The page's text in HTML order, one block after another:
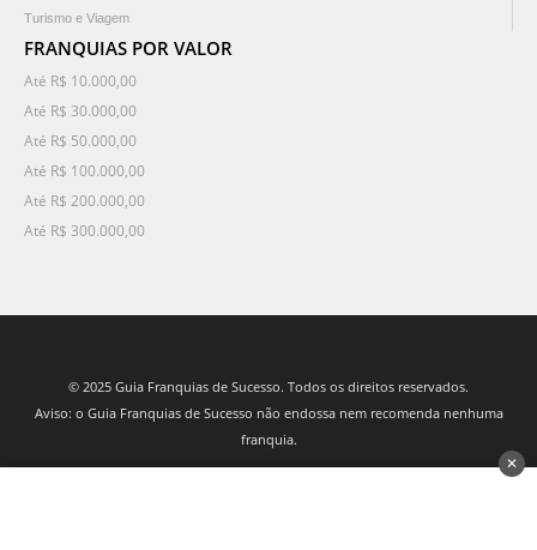
Turismo e Viagem
FRANQUIAS POR VALOR
Até R$ 10.000,00
Até R$ 30.000,00
Até R$ 50.000,00
Até R$ 100.000,00
Até R$ 200.000,00
Até R$ 300.000,00
© 2025 Guia Franquias de Sucesso. Todos os direitos reservados.
Aviso: o Guia Franquias de Sucesso não endossa nem recomenda nenhuma
franquia.
✕